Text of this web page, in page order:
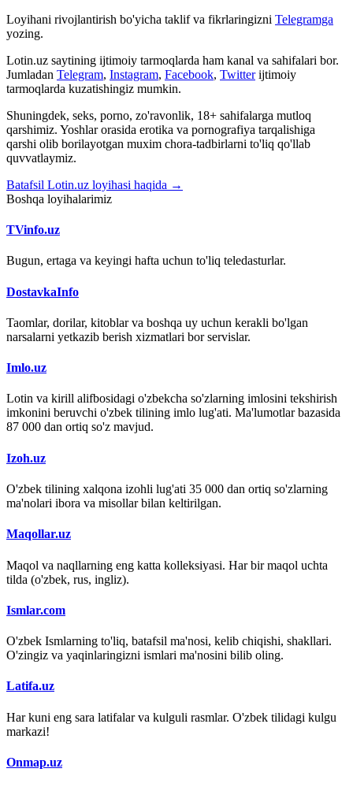
Loyihani rivojlantirish bo'yicha taklif va fikrlaringizni Telegramga
yozing.
Lotin.uz saytining ijtimoiy tarmoqlarda ham kanal va sahifalari bor.
Jumladan Telegram, Instagram, Facebook, Twitter ijtimoiy
tarmoqlarda kuzatishingiz mumkin.
Shuningdek, seks, porno, zo'ravonlik, 18+ sahifalarga mutloq
qarshimiz. Yoshlar orasida erotika va pornografiya tarqalishiga
qarshi olib borilayotgan muxim chora-tadbirlarni to'liq qo'llab
quvvatlaymiz.
Batafsil Lotin.uz loyihasi haqida →
Boshqa loyihalarimiz
TVinfo.uz
Bugun, ertaga va keyingi hafta uchun to'liq teledasturlar.
DostavkaInfo
Taomlar, dorilar, kitoblar va boshqa uy uchun kerakli bo'lgan
narsalarni yetkazib berish xizmatlari bor servislar.
Imlo.uz
Lotin va kirill alifbosidagi o'zbekcha so'zlarning imlosini tekshirish
imkonini beruvchi o'zbek tilining imlo lug'ati. Ma'lumotlar bazasida
87 000 dan ortiq so'z mavjud.
Izoh.uz
O'zbek tilining xalqona izohli lug'ati 35 000 dan ortiq so'zlarning
ma'nolari ibora va misollar bilan keltirilgan.
Maqollar.uz
Maqol va naqllarning eng katta kolleksiyasi. Har bir maqol uchta
tilda (o'zbek, rus, ingliz).
Ismlar.com
O'zbek Ismlarning to'liq, batafsil ma'nosi, kelib chiqishi, shakllari.
O'zingiz va yaqinlaringizni ismlari ma'nosini bilib oling.
Latifa.uz
Har kuni eng sara latifalar va kulguli rasmlar. O'zbek tilidagi kulgu
markazi!
Onmap.uz